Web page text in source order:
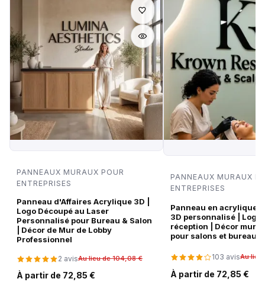
PANNEAUX MURAUX POUR
ENTREPRISES
Panneau d'Affaires Acrylique 3D |
Logo Découpé au Laser
Personnalisé pour Bureau & Salon
| Décor de Mur de Lobby
Professionnel
2 avisAu lieu de 104,08 €
À partir de 72,85 €
PANNEAUX MURAUX
ENTREPRISES
Panneau en acrylique
3D personnalisé | Logo
réception | Décor
pour salons et bureaux
103 avisAu lieu
À partir de 72,85 €